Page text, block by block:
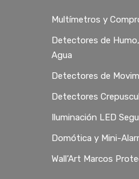
Multímetros y
Detectores de
Agua
Detectores de
Detectores
Iluminación LED
Domótica y Mini-
Wall’Art Marcos